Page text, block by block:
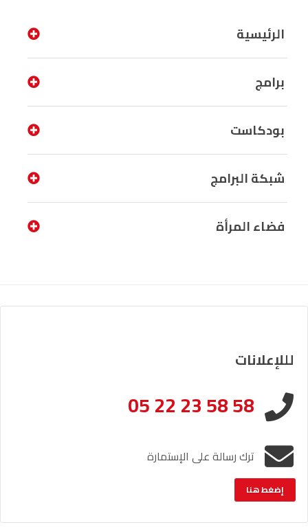
الرئيسية
برامج
بودكاست
شبكة البرامج
فضاء المرأة
لللإعلانات
05 22 23 58 58
ترك رسالة على الإستمارة
إضغط هنا